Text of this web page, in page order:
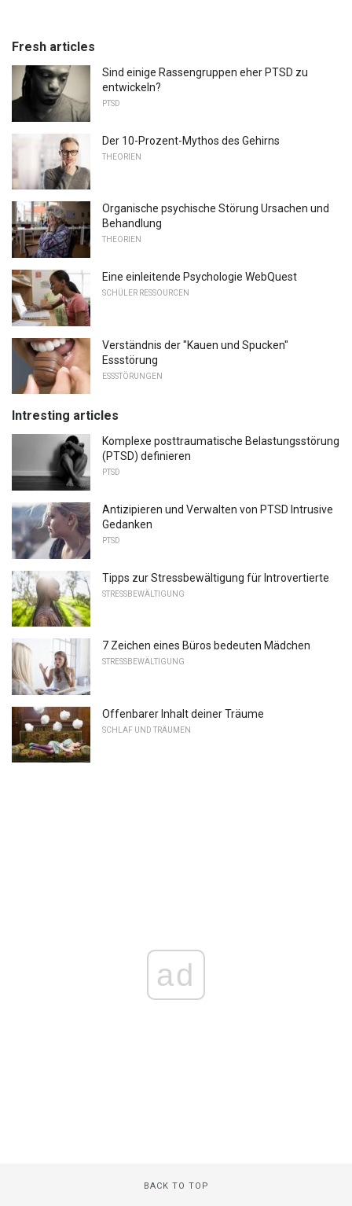
Fresh articles
Sind einige Rassengruppen eher PTSD zu
entwickeln?
PTSD
Der 10-Prozent-Mythos des Gehirns
THEORIEN
Organische psychische Störung Ursachen und
Behandlung
THEORIEN
Eine einleitende Psychologie WebQuest
SCHÜLER RESSOURCEN
Verständnis der "Kauen und Spucken"
Essstörung
ESSSTÖRUNGEN
Intresting articles
Komplexe posttraumatische Belastungsstörung
(PTSD) definieren
PTSD
Antizipieren und Verwalten von PTSD Intrusive
Gedanken
PTSD
Tipps zur Stressbewältigung für Introvertierte
STRESSBEWÄLTIGUNG
7 Zeichen eines Büros bedeuten Mädchen
STRESSBEWÄLTIGUNG
Offenbarer Inhalt deiner Träume
SCHLAF UND TRÄUMEN
ad
BACK TO TOP